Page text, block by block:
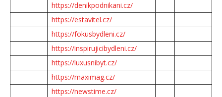
https://denikpodnikani.cz/
https://estavitel.cz/
https://fokusbydleni.cz/
https://inspirujicibydleni.cz/
https://luxusnibyt.cz/
https://maximag.cz/
https://newstime.cz/